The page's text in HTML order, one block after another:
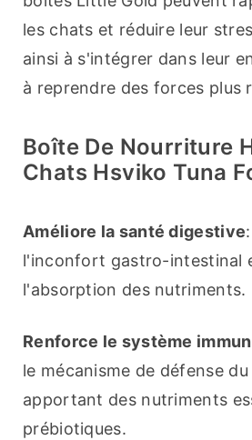
les chats et réduire leur
ainsi à s'intégrer dans leur
à reprendre des forces plus
Boîte De Nourriture
Chats Hsviko Tuna
Améliore la santé digestive
l'inconfort gastro-intestinal
l'absorption des nutriments.
Renforce le système
le mécanisme de défense
apportant des nutriments
prébiotiques.